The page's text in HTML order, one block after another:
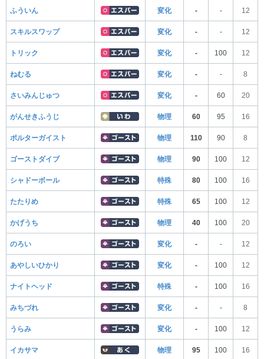
ふういん 変化 - - 12
スキルスワップ 変化 - - 12
トリック 変化 - 100 12
ねむる 変化 - - 8
さいみんじゅつ 変化 - 60 20
がんせきふうじ 物理 60 95 16
ポルターガイスト 物理 110 90 8
ゴーストダイブ 物理 90 100 12
シャドーボール 特殊 80 100 16
たたりめ 特殊 65 100 12
かげうち 物理 40 100 20
のろい 変化 - - 12
あやしいひかり 変化 - 100 12
ナイトヘッド 特殊 - 100 16
みちづれ 変化 - - 8
うらみ 変化 - 100 12
イカサマ 物理 95 100 16